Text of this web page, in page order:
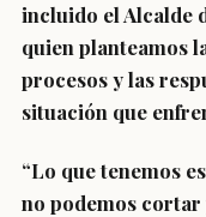
incluido el Alcalde
quien planteamos
procesos y las
situación que
“Lo que tenemos
no podemos